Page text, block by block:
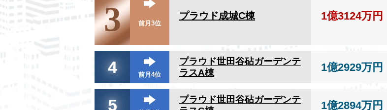
3 前月3位
プラウド成城C棟 1億3124万円
4 前月4位
プラウド世田谷砧ガーデンテ
ラスA棟
1億2929万円
5
プラウド世田谷砧ガーデンテ
1億2894万円